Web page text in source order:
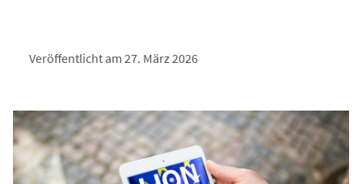
Veröffentlicht am 27. März 2026